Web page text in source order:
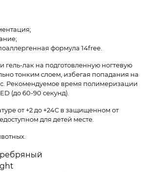
формула 14free.
гель-лак на подготовленную ногтевую
тонким слоем, избегая попадания на
Рекомендуемое время полимеризации
(до 60-90 секунд).
от +2 до +24С в защищенном от
для детей месте.